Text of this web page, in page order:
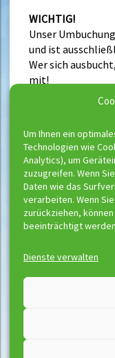
Um Ihnen ein
Technologien wie
Analytics), um
zuzugreifen. Wenn
Daten wie das
verarbeiten. Wenn
zurückziehen,
beeinträchtigt
Dienste verwalten
WICHTIG!
Unser
und ist
Wer sich
mit!
Richtig